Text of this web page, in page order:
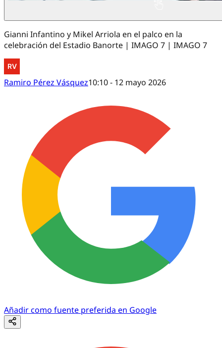
Gianni Infantino y Mikel Arriola en el palco en la
celebración del Estadio Banorte | IMAGO 7 | IMAGO 7
Ramiro Pérez Vásquez10:10 - 12 mayo 2026
Añadir como fuente preferida en Google